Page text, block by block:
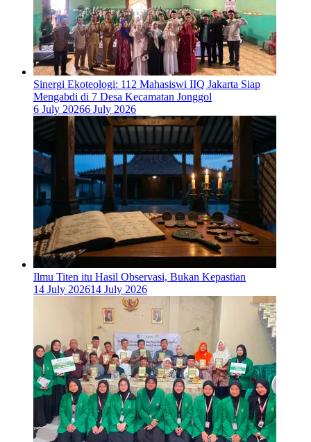
‎Sinergi Ekoteologi: 112 Mahasiswi IIQ Jakarta Siap
Mengabdi di 7 Desa Kecamatan Jonggol
6 July 20266 July 2026
Ilmu Titen itu Hasil Observasi, Bukan Kepastian
14 July 202614 July 2026